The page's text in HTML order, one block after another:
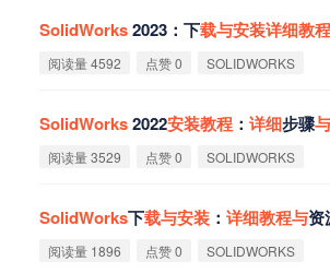
SolidWorks2023：下载与安装详细教程
阅读量 4592 点赞 0 SOLIDWORKS
SolidWorks2022安装教程 ： 详细步骤与
阅读量 3529 点赞 0 SOLIDWORKS
SolidWorks下载与安装 ： 详细教程与资
阅读量 1896 点赞 0 SOLIDWORKS